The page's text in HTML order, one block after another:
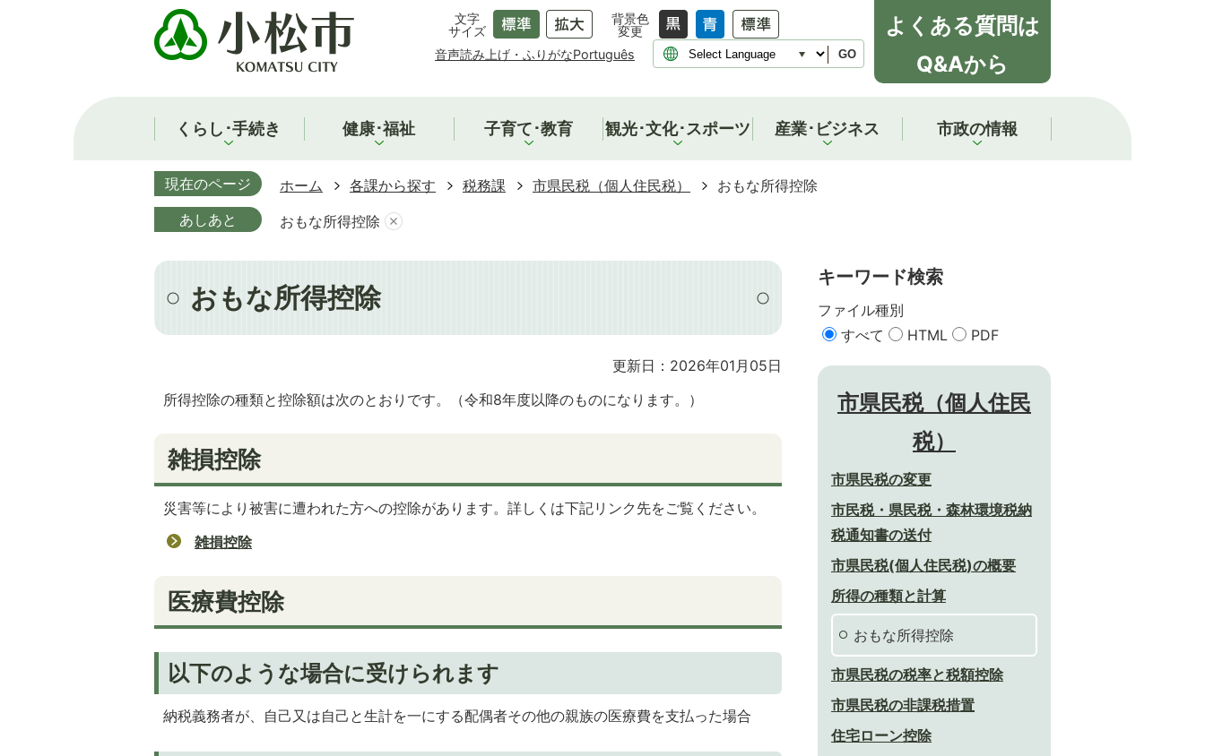
文字
サイズ
背景色
変更
音声読み上げ・ふりがなPortuguês GO
よくある質問は
Q&Aから
くらし･手続き 健康･福祉 子育て･教育 観光･文化･スポーツ 産業･ビジネス 市政の情報
現在のページ ホーム 各課から探す 税務課 市県民税（個人住民税）
おもな所得控除
あしあと
おもな所得控除
おもな所得控除
更新日：2026年01月05日
所得控除の種類と控除額は次のとおりです。（令和8年度以降のものになります。）
雑損控除
災害等により被害に遭われた方への控除があります。詳しくは下記リンク先をご覧ください。
雑損控除
医療費控除
以下のような場合に受けられます
納税義務者が、自己又は自己と生計を一にする配偶者その他の親族の医療費を支払った場合
キーワード検索
ファイル種別
すべて
HTML PDF
市県民税（個人住民
税）
市県民税の変更
市民税・県民税・森林環境税納
税通知書の送付
市県民税(個人住民税)の概要
所得の種類と計算
おもな所得控除
市県民税の税率と税額控除
市県民税の非課税措置
住宅ローン控除